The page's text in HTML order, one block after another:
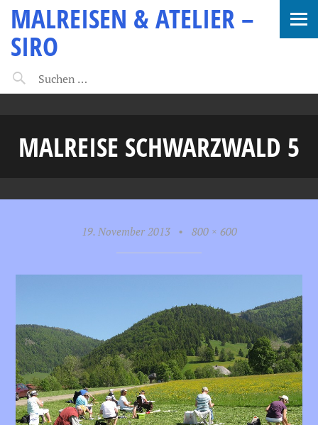
MALREISEN & ATELIER –
SIRO
MALREISE SCHWARZWALD 5
19. November 2013 • 800 × 600